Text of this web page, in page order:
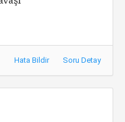
Hata Bildir Soru Detay